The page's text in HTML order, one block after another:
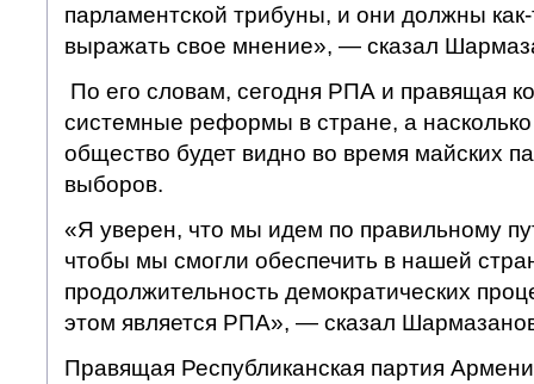
парламентской трибуны, и они должны
выражать свое мнение», — сказал
По его словам, сегодня РПА и правящая
системные реформы в стране, а насколько
общество будет видно во время майских
выборов.
«Я уверен, что мы идем по правильному
чтобы мы смогли обеспечить в нашей
продолжительность демократических
этом является РПА», — сказал
Правящая Республиканская партия